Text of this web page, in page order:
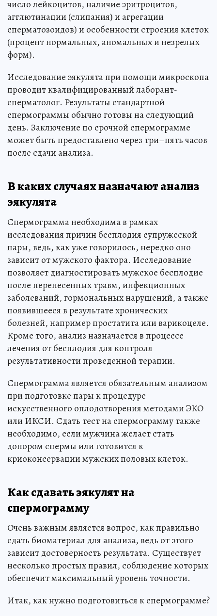
число лейкоцитов, наличие эритроцитов,
агглютинации (слипания) и агрегации
сперматозоидов) и особенности строения клеток
(процент нормальных, аномальных и незрелых
форм).
Исследование эякулята при помощи микроскопа
проводит квалифицированный лаборант-
сперматолог. Результаты стандартной
спермограммы обычно готовы на следующий
день. Заключение по срочной спермограмме
может быть предоставлено через три–пять часов
после сдачи анализа.
В каких случаях назначают анализ
эякулята
Спермограмма необходима в рамках
исследования причин бесплодия супружеской
пары, ведь, как уже говорилось, нередко оно
зависит от мужского фактора. Исследование
позволяет диагностировать мужское бесплодие
после перенесенных травм, инфекционных
заболеваний, гормональных нарушений, а также
появившееся в результате хронических
болезней, например простатита или варикоцеле.
Кроме того, анализ назначается в процессе
лечения от бесплодия для контроля
результативности проведенной терапии.
Спермограмма является обязательным анализом
при подготовке пары к процедуре
искусственного оплодотворения методами ЭКО
или ИКСИ. Сдать тест на спермограмму также
необходимо, если мужчина желает стать
донором спермы или готовится к
криоконсервации мужских половых клеток.
Как сдавать эякулят на
спермограмму
Очень важным является вопрос, как правильно
сдать биоматериал для анализа, ведь от этого
зависит достоверность результата. Существует
несколько простых правил, соблюдение которых
обеспечит максимальный уровень точности.
Итак, как нужно подготовиться к спермограмме?